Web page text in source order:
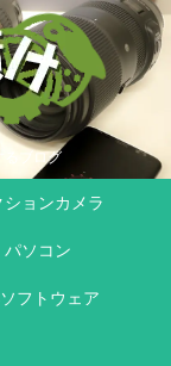
るブログ
ションカメラ
パソコン
フトウェア